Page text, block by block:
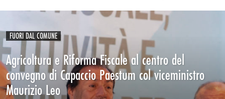
FUORI DAL COMUNE
Agricoltura e Riforma Fiscale al centro del
convegno di Capaccio Paestum col viceministro
Maurizio Leo